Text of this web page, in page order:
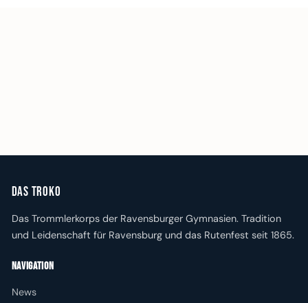
Das Troko
Das Trommlerkorps der Ravensburger Gymnasien. Tradition
und Leidenschaft für Ravensburg und das Rutenfest seit 1865.
Navigation
News